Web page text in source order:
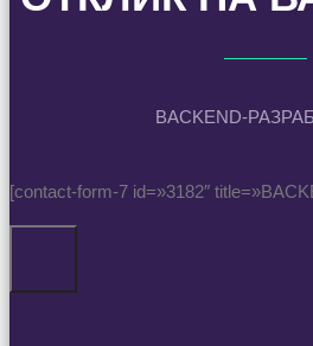
BACKEND-
[contact-form-7 id=»3182″